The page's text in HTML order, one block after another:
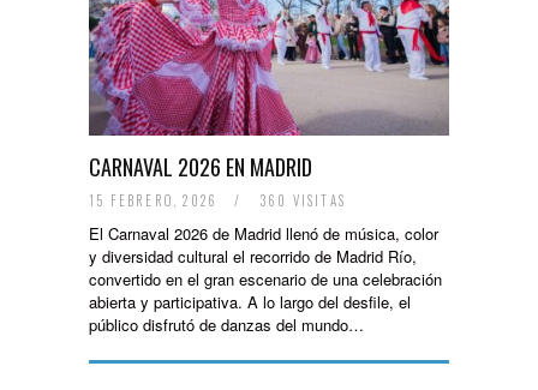
CARNAVAL 2026 EN MADRID
15 FEBRERO, 2026 / 360 VISITAS
El Carnaval 2026 de Madrid llenó de música, color
y diversidad cultural el recorrido de Madrid Río,
convertido en el gran escenario de una celebración
abierta y participativa. A lo largo del desfile, el
público disfrutó de danzas del mundo…